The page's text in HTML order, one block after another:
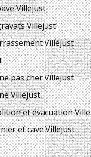
Villejust
Villejust
Villejust
pas cher Villejust
Villejust
et évacuation
et cave Villejust